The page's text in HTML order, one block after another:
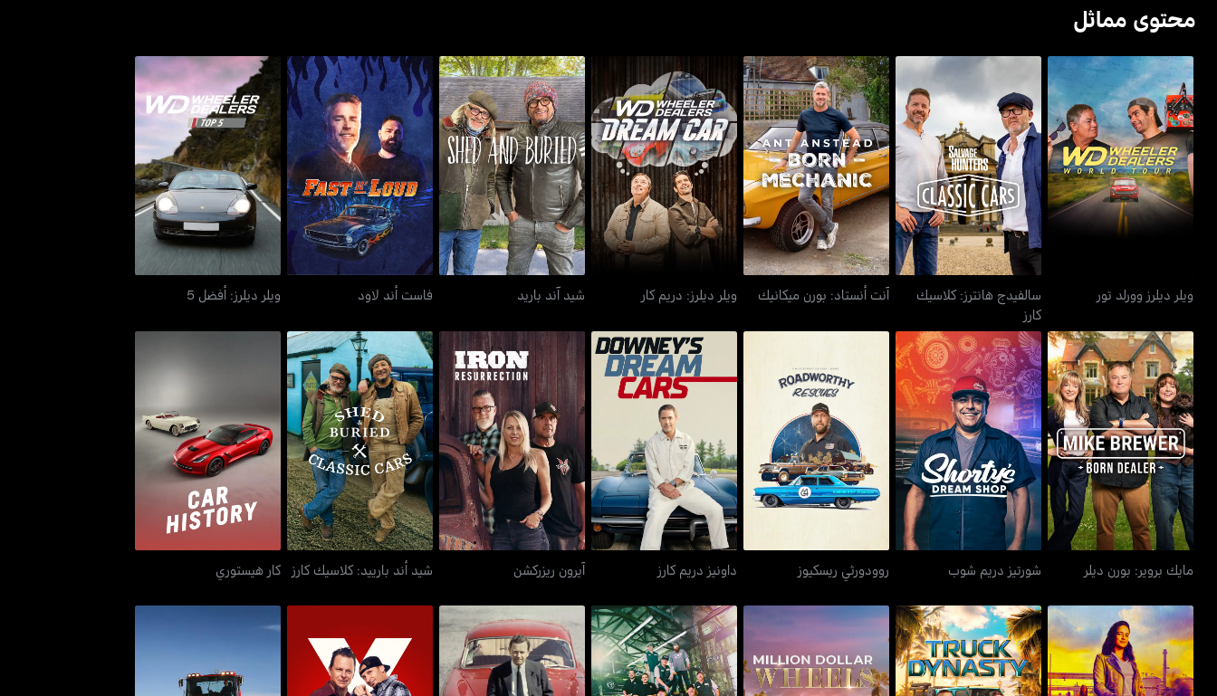
محتوى مماثل
ويلر ديلرز وورلد تور
ويلر ديلرز وورلد تور
سالفيدج هانترز: كلاسيك
كارز
سالفيدج هانترز: كلاسيك
كارز
آنت أنستاد: بورن ميكانيك
آنت أنستاد: بورن ميكانيك
ويلر ديلرز: دريم كار
ويلر ديلرز: دريم كار
شيد آند باريد
شيد آند باريد
فاست أند لاود
فاست أند لاود
ويلر ديلرز: أفضل 5
ويلر ديلرز: أفضل 5
مايك بروير: بورن ديلر
مايك بروير: بورن ديلر
شورتيز دريم شوب
شورتيز دريم شوب
روودورثي ريسكيوز
روودورثي ريسكيوز
داونيز دريم كارز
داونيز دريم كارز
آيرون ريزركشن
آيرون ريزركشن
شيد أند بارييد: كلاسيك كارز
شيد أند بارييد: كلاسيك كارز
كار هيستوري
كار هيستوري